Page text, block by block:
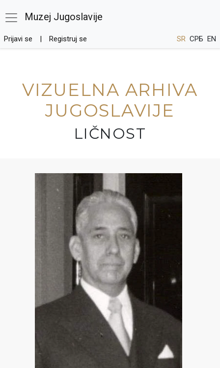
Muzej Jugoslavije
Prijavi se Registruj se SR СРБ EN
VIZUELNA ARHIVA
JUGOSLAVIJE
LIČNOST